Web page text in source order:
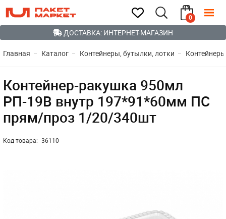
0
ДОСТАВКА: ИНТЕРНЕТ-МАГАЗИН
Главная Каталог Контейнеры, бутылки, лотки
Контейнер-ракушка 950мл
РП-19В внутр 197*91*60мм ПС
прям/проз 1/20/340шт
Код товара: 36110